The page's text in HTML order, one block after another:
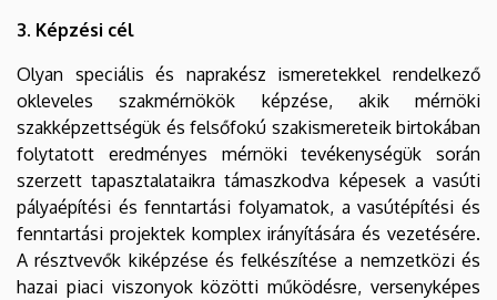
3. Képzési cél
Olyan speciális és naprakész ismeretekkel rendelkező
okleveles szakmérnökök képzése, akik mérnöki
szakképzettségük és felsőfokú szakismereteik birtokában
folytatott eredményes mérnöki tevékenységük során
szerzett tapasztalataikra támaszkodva képesek a vasúti
pályaépítési és fenntartási folyamatok, a vasútépítési és
fenntartási projektek komplex irányítására és vezetésére.
A résztvevők kiképzése és felkészítése a nemzetközi és
hazai piaci viszonyok közötti működésre, versenyképes